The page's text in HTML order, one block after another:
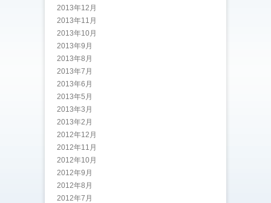
2013年12月
2013年11月
2013年10月
2013年9月
2013年8月
2013年7月
2013年6月
2013年5月
2013年3月
2013年2月
2012年12月
2012年11月
2012年10月
2012年9月
2012年8月
2012年7月